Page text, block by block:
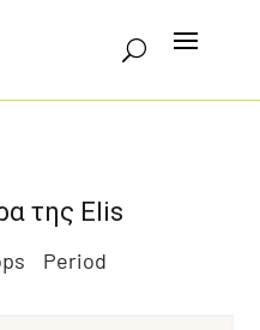
της Elis
Period